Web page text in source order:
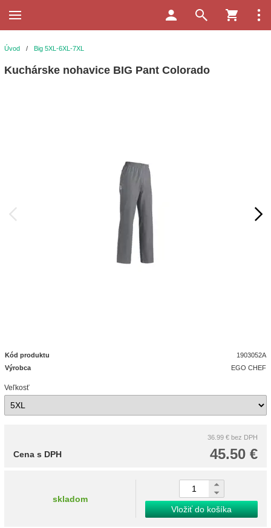
Úvod / Big 5XL-6XL-7XL
Kuchárske nohavice BIG Pant Colorado
Kód produktu
1903052A
Výrobca
EGO CHEF
Veľkosť
36.99 € bez DPH
45.50 €
Cena s DPH
skladom
Vložiť do košíka